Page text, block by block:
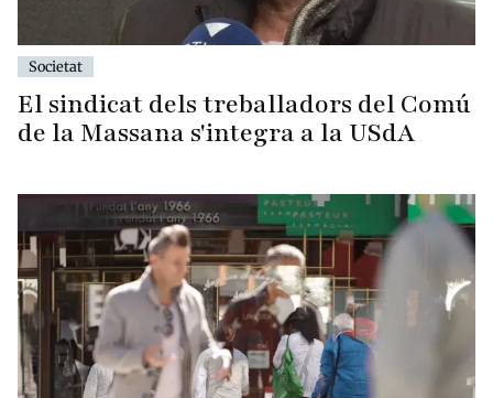
Societat
El sindicat dels treballadors del Comú
de la Massana s'integra a la USdA